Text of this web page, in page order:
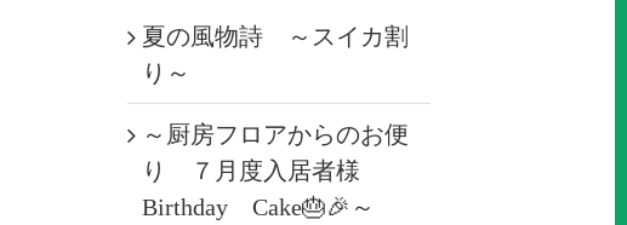
夏の風物詩 ～スイカ割
り～
～厨房フロアからのお便
り ７月度入居者様
Birthday Cake🎂🎉～